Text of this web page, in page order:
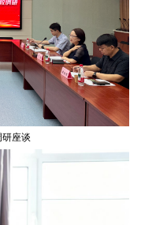
座谈